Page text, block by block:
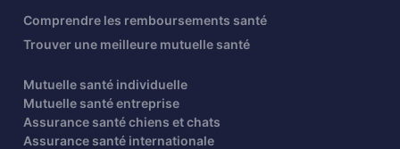
Comprendre les remboursements santé
Trouver une meilleure mutuelle santé
Mutuelle santé individuelle
Mutuelle santé entreprise
Assurance santé chiens et chats
Assurance santé internationale